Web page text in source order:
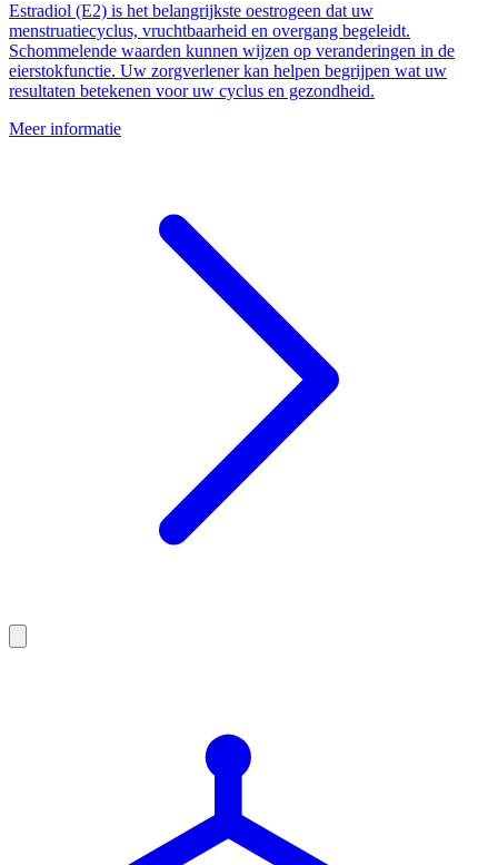
Estradiol (E2) is het belangrijkste oestrogeen dat uw
menstruatiecyclus, vruchtbaarheid en overgang begeleidt.
Schommelende waarden kunnen wijzen op veranderingen in de
eierstokfunctie. Uw zorgverlener kan helpen begrijpen wat uw
resultaten betekenen voor uw cyclus en gezondheid.
Meer informatie